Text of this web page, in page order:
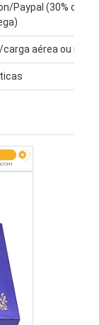
Paypal (30% de
carga aérea ou